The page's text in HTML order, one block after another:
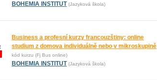
BOHEMIA INSTITUT (Jazyková škola)
Business a profesní kurzy francouzštiny: online
studium z domova individuálně nebo v mikroskupině
kód kurzu (Fj Bus online)
BOHEMIA INSTITUT (Jazyková škola)